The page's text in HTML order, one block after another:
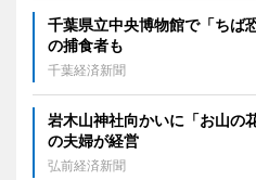
千葉県立中央博物館で「ち
の捕食者も
千葉経済新聞
岩木山神社向かいに「お山
の夫婦が経営
弘前経済新聞